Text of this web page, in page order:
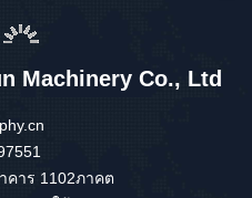
Machinery Co., Ltd
คาร 1102ภาคต